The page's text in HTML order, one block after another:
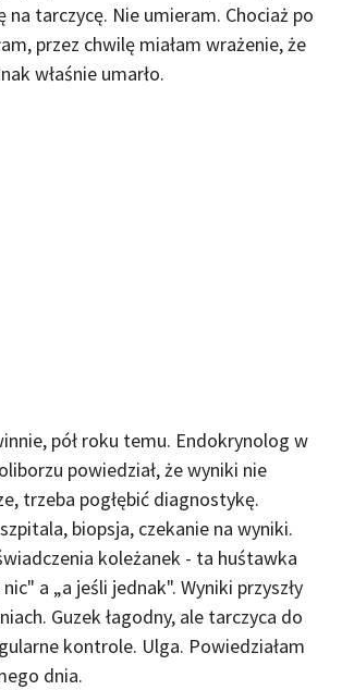
na tarczycę. Nie umieram. Chociaż po
przez chwilę miałam wrażenie, że
właśnie umarło.
pół roku temu. Endokrynolog w
powiedział, że wyniki nie
trzeba pogłębić diagnostykę.
biopsja, czekanie na wyniki.
koleżanek - ta huśtawka
a „a jeśli jednak". Wyniki przyszły
Guzek łagodny, ale tarczyca do
kontrole. Ulga. Powiedziałam
dnia.